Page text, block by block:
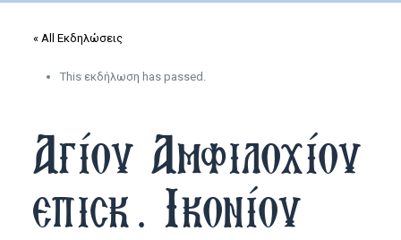
« All Εκδηλώσεις
This εκδήλωση has passed.
Αγίου Αμφιλοχίου
επισκ. Ικονίου